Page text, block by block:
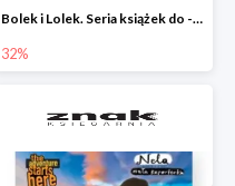
Bolek i Lolek. Seria książek do -32%
32%